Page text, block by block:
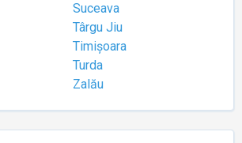
Suceava
Târgu Jiu
Timișoara
Turda
Zalău